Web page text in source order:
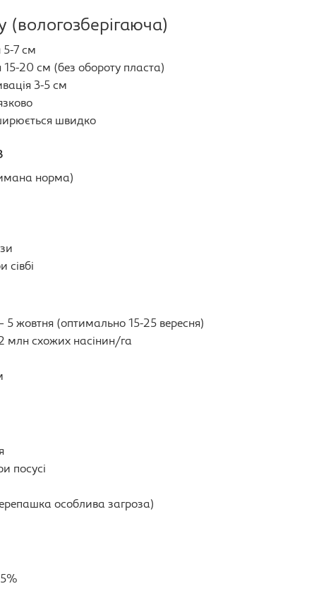
(вологозберігаюча)
5-7 см
15-20 см (без обороту пласта)
3-5 см
швидко
норма)
сівбі
5 жовтня (оптимально 15-25 вересня)
млн схожих насінин/га
посусі
особлива загроза)